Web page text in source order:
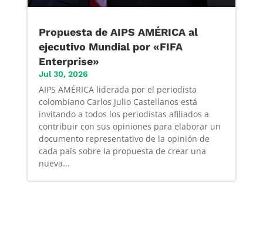
Propuesta de AIPS AMÉRICA al
ejecutivo Mundial por «FIFA
Enterprise»
Jul 30, 2026
AIPS AMÉRICA liderada por el periodista
colombiano Carlos Julio Castellanos está
invitando a todos los periodistas afiliados a
contribuir con sus opiniones para elaborar un
documento representativo de la opinión de
cada país sobre la propuesta de crear una
nueva...